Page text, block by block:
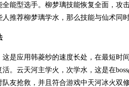
能型选手。柳梦璃技能恢复全面，攻
推荐柳梦璃学水，那么技能与仙术同
应用韩菱纱的速度长处，在最短时
。云天河主学火，次学水，这是在
友抢救，并且符合游戏中天河冰火双